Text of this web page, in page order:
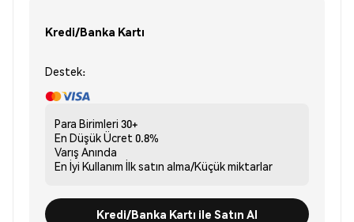
Kredi/Banka Kartı
Destek:
Para Birimleri 30+
En Düşük Ücret 0.8%
Varış Anında
En İyi Kullanım İlk satın alma/Küçük miktarlar
Kredi/Banka Kartı ile Satın Al